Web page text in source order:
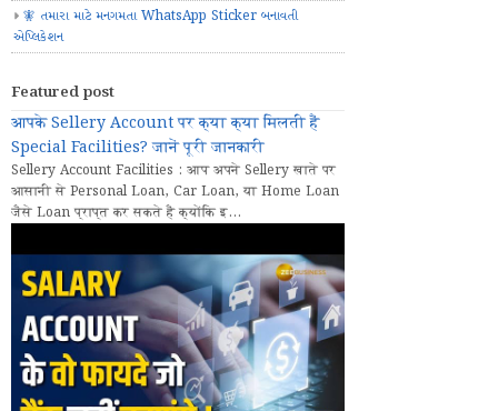
🧚 તમારા માટે મનગમતા WhatsApp Sticker બનાવતી
એપ્લિકેશન
Featured post
आपके Sellery Account पर क्या क्या मिलती हैं
Special Facilities? जानें पूरी जानकारी
Sellery Account Facilities : आप अपने Sellery खाते पर
आसानी से Personal Loan, Car Loan, या Home Loan
जैसे Loan प्राप्त कर सकते हैं क्योंकि इ...